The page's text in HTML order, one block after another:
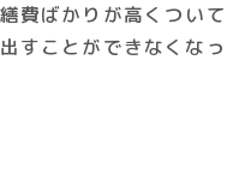
費ばかりが高くついて
すことができなくなっ